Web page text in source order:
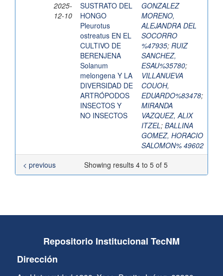
2025-
12-10
SUSTRATO DEL
HONGO
Pleurotus
ostreatus EN EL
CULTIVO DE
BERENJENA
Solanum
melongena Y LA
DIVERSIDAD DE
ARTRÓPODOS
INSECTOS Y
NO INSECTOS
GONZALEZ
MORENO,
ALEJANDRA DEL
SOCORRO
%47935; RUIZ
SANCHEZ,
ESAU%35780;
VILLANUEVA
COUOH,
EDUARDO%83478;
MIRANDA
VAZQUEZ, ALIX
ITZEL; BALLINA
GOMEZ, HORACIO
SALOMON% 49602
Showing results 4 to 5 of 5
< previous
Repositorio Institucional TecNM
Dirección